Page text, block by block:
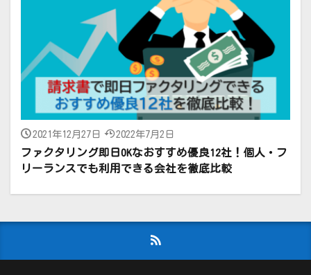
2021年12月27日 2022年7月2日
ファクタリング即日OKなおすすめ優良12社！個人・フ
リーランスでも利用できる会社を徹底比較